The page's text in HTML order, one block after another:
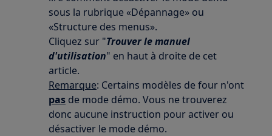
sous la rubrique «Dépannage» ou
«Structure des menus».
Cliquez sur "Trouver le manuel
d'utilisation" en haut à droite de cet
article.
Remarque: Certains modèles de four n'ont
pas de mode démo. Vous ne trouverez
donc aucune instruction pour activer ou
désactiver le mode démo.